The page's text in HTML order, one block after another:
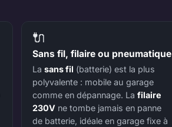
🔌
Sans fil, filaire ou pneumatique
La sans fil (batterie) est la plus
polyvalente : mobile au garage
comme en dépannage. La filaire
230Vne tombe jamais en panne
de batterie, idéale en garage fixe à